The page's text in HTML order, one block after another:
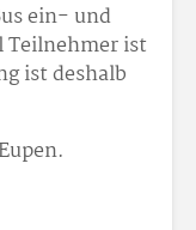
ein- und
Teilnehmer ist
ist deshalb